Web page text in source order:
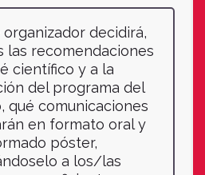
organizador decidirá,
las recomendaciones
científico y a la
del programa del
qué comunicaciones
en formato oral y
póster,
a los/las